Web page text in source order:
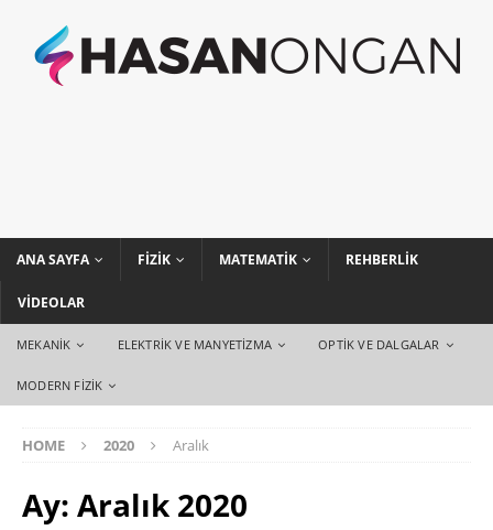
ANA SAYFA FIZIK MATEMATIK REHBERLIK
VIDEOLAR
MEKANIK ELEKTRIK VE MANYETIZMA OPTIK VE DALGALAR
MODERN FIZIK
HOME 2020 Aralık
Ay: Aralık 2020